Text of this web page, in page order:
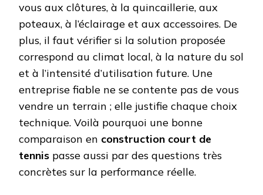
vous aux clôtures, à la quincaillerie, aux
poteaux, à l’éclairage et aux accessoires. De
plus, il faut vérifier si la solution proposée
correspond au climat local, à la nature du sol
et à l’intensité d’utilisation future. Une
entreprise fiable ne se contente pas de vous
vendre un terrain ; elle justifie chaque choix
technique. Voilà pourquoi une bonne
comparaison en construction court de
tennis passe aussi par des questions très
concrètes sur la performance réelle.